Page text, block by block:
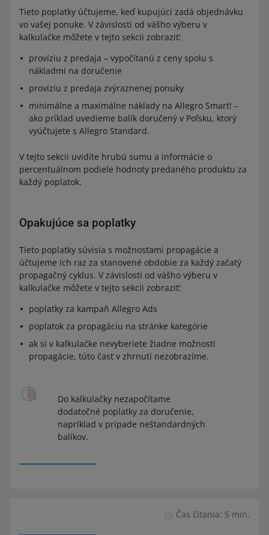
Tieto poplatky účtujeme, keď kupujúci zadá objednávku
vo vašej ponuke. V závislosti od vášho výberu v
kalkulačke môžete v tejto sekcii zobraziť:
províziu z predaja – vypočítanú z ceny spolu s
nákladmi na doručenie
províziu z predaja zvýraznenej ponuky
minimálne a maximálne náklady na Allegro Smart! –
ako príklad uvedieme balík doručený v Poľsku, ktorý
vyúčtujete s Allegro Standard.
V tejto sekcii uvidíte hrubú sumu a informácie o
percentuálnom podiele hodnoty predaného produktu za
každý poplatok.
Opakujúce sa poplatky
Tieto poplatky súvisia s možnosťami propagácie a
účtujeme ich raz za stanovené obdobie za každý začatý
propagačný cyklus. V závislosti od vášho výberu v
kalkulačke môžete v tejto sekcii zobraziť:
poplatky za kampaň Allegro Ads
poplatok za propagáciu na stránke kategórie
ak si v kalkulačke nevyberiete žiadne možnosti
propagácie, túto časť v zhrnutí nezobrazíme.
Do kalkulačky nezapočítame
dodatočné poplatky za doručenie,
napríklad v prípade neštandardných
balíkov.
Čas čítania: 5 min.